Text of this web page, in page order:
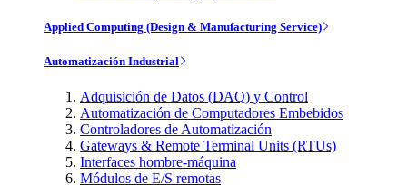
Applied Computing (Design & Manufacturing Service)
Automatización Industrial
Adquisición de Datos (DAQ) y Control
Automatización de Computadores Embebidos
Controladores de Automatización
Gateways & Remote Terminal Units (RTUs)
Interfaces hombre-máquina
Módulos de E/S remotas